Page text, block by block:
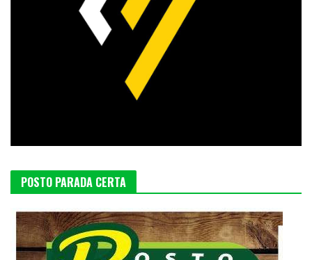
POSTO PARADA CERTA